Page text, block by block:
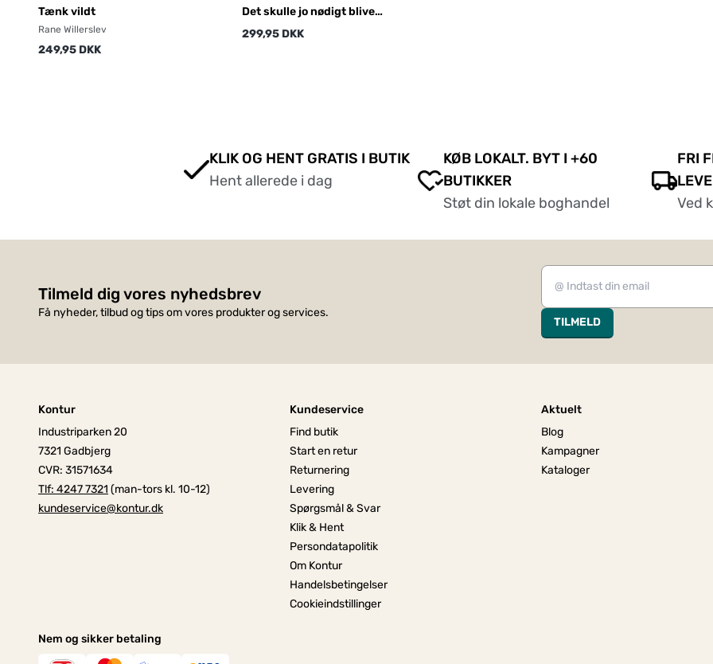
Tænk vildt
Rane Willerslev
249,95 DKK
Det skulle jo nødigt blive
kedeligt
299,95 DKK
KLIK OG HENT GRATIS I BUTIK
Hent allerede i dag
KØB LOKALT. BYT I +60
BUTIKKER
Støt din lokale boghandel
FRI
Ved
Tilmeld dig vores nyhedsbrev
Få nyheder, tilbud og tips om vores produkter og services.
TILMELD
Kontur
Industriparken 20
7321 Gadbjerg
CVR: 31571634
Tlf: 4247 7321 (man-tors kl. 10-12)
kundeservice@kontur.dk
Kundeservice
Find butik
Start en retur
Returnering
Levering
Spørgsmål & Svar
Klik & Hent
Persondatapolitik
Om Kontur
Handelsbetingelser
Cookieindstillinger
Aktuelt
Blog
Kampagner
Kataloger
Nem og sikker betaling